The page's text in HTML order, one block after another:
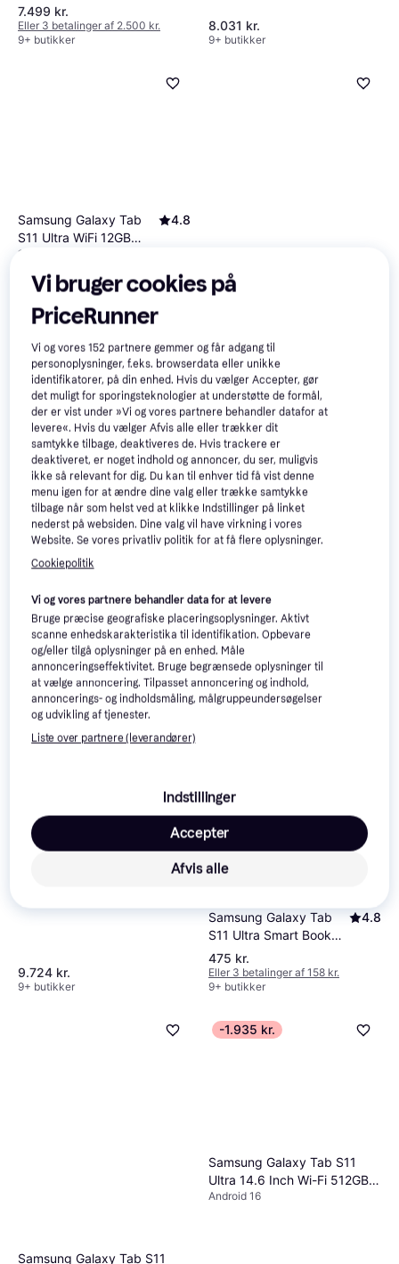
7.499 kr.
Eller 3 betalinger af 2.500 kr.
9+ butikker
8.031 kr.
9+ butikker
Samsung Galaxy Tab
S11 Ultra WiFi 12GB
RAM 256GB Silver
4.8
14.6"
8.089 kr.
9+ butikker
Tabletcover
349 kr.
Eller 3 betalinger af 116 kr.
9 butikker
S11 Ultra 5G 12GB RAM
512GB Grey
11.682 kr.
9+ butikker
S11 WiFi 12GB RAM
256GB Grey
6.498 kr.
9+ butikker
Samsung Galaxy Tab
S11 Ultra 5G 12GB RAM
4.8
9.724 kr.
9+ butikker
Samsung Galaxy Tab
S11 Ultra Smart Book
Cover
4.8
475 kr.
Eller 3 betalinger af 158 kr.
9+ butikker
Samsung Galaxy Tab S11
-1.935 kr.
Samsung Galaxy Tab S11
Ultra 14.6 Inch Wi-Fi 512GB
Silver
Android 16
Vi bruger cookies på
PriceRunner
Vi og vores152 partnere gemmer og får adgang til
personoplysninger, f.eks. browserdata eller unikke
identifikatorer, på din enhed. Hvis du vælger Accepter, gør
det muligt for sporingsteknologier at understøtte de formål,
der er vist under »Vi og vores partnere behandler datafor at
levere«. Hvis du vælger Afvis alle eller trækker dit
samtykke tilbage, deaktiveres de. Hvis trackere er
deaktiveret, er noget indhold og annoncer, du ser, muligvis
ikke så relevant for dig. Du kan til enhver tid få vist denne
menu igen for at ændre dine valg eller trække samtykke
tilbage når som helst ved at klikke Indstillinger på linket
nederst på websiden. Dine valg vil have virkning i vores
Website. Se vores privatliv politik for at få flere oplysninger.
Cookiepolitik
Vi og vores partnere behandler data for at levere
Bruge præcise geografiske placeringsoplysninger. Aktivt
scanne enhedskarakteristika til identifikation. Opbevare
og/eller tilgå oplysninger på en enhed. Måle
annonceringseffektivitet. Bruge begrænsede oplysninger til
at vælge annoncering. Tilpasset annoncering og indhold,
annoncerings- og indholdsmåling, målgruppeundersøgelser
og udvikling af tjenester.
Liste over partnere (leverandører)
Indstillinger
Afvis alle
Accepter